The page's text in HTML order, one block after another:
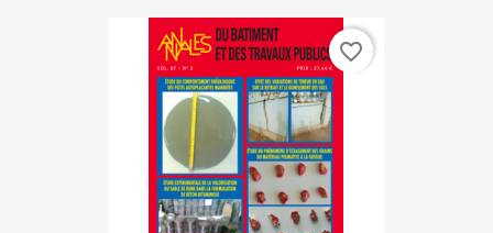
favorite_border